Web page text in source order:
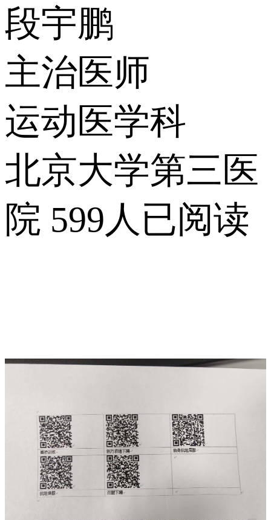
段宇鹏
主治医师
运动医学科
北京大学第三医
院 599人已阅读